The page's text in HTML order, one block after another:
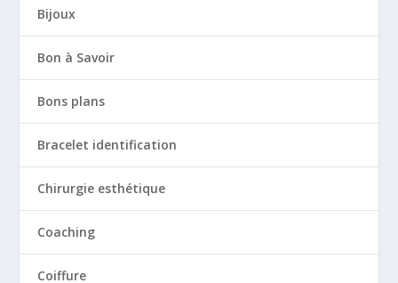
Bijoux
Bon à Savoir
Bons plans
Bracelet identification
Chirurgie esthétique
Coaching
Coiffure